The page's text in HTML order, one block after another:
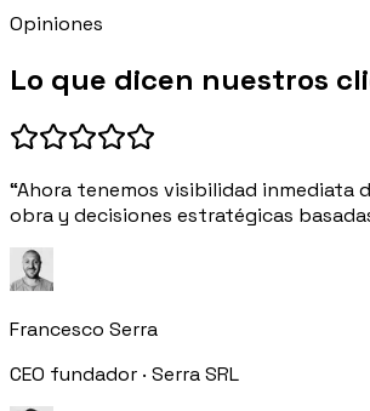
Opiniones
Lo que dicen nuestros
“Ahora tenemos visibilidad inmediata
obra y decisiones estratégicas
Francesco Serra
CEO fundador · Serra SRL